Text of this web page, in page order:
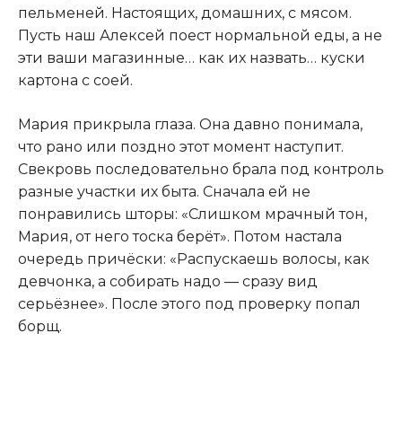
пельменей. Настоящих, домашних, с мясом.
Пусть наш Алексей поест нормальной еды, а не
эти ваши магазинные… как их назвать… куски
картона с соей.
Мария прикрыла глаза. Она давно понимала,
что рано или поздно этот момент наступит.
Свекровь последовательно брала под контроль
разные участки их быта. Сначала ей не
понравились шторы: «Слишком мрачный тон,
Мария, от него тоска берёт». Потом настала
очередь причёски: «Распускаешь волосы, как
девчонка, а собирать надо — сразу вид
серьёзнее». После этого под проверку попал
борщ.